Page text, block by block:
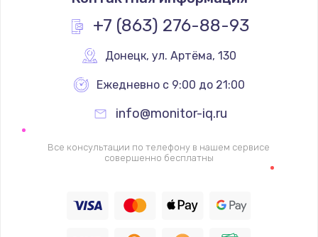
Замена видеокарты
1600 руб.
Заказать
Ремонт цепей питания
2500 руб.
Заказать
Замена жесткого диска
+7 (863) 276-88-93
Донецк, ул. Артёма, 130
Ежедневно с 9:00 до 21:00
info@monitor-iq.ru
Все консультации по телефону в нашем сервисе
совершенно бесплатны